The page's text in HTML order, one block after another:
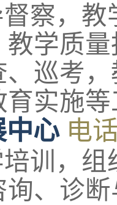
察，
教学质
、巡考
育实施
中心 电
训，
询、诊